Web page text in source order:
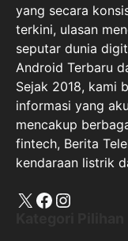
yang secara
terkini, ulasan
seputar dunia
Android Terbaru
Sejak 2018, kami
informasi yang
mencakup
fintech, Berita
kendaraan listrik
X Facebook